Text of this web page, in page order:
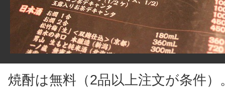
焼酎は無料（2品以上注文が条件）